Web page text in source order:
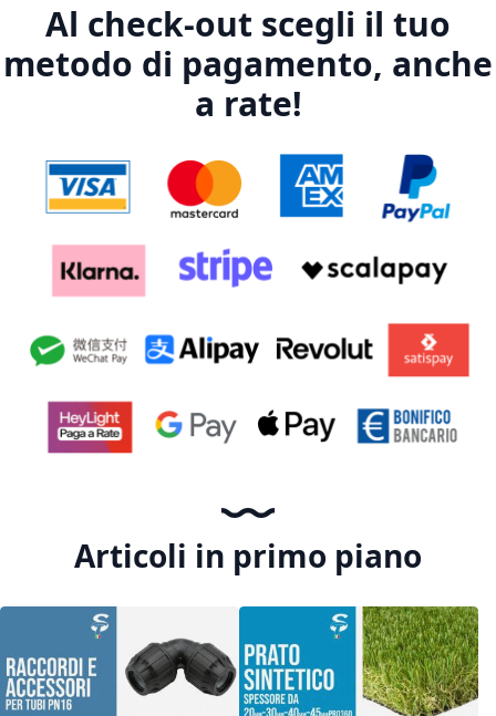
Al check-out scegli il tuo
metodo di pagamento, anche
a rate!
Articoli in primo piano